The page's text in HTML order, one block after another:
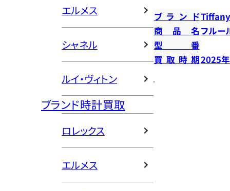
エルメス
シャネル
ルイ・ヴィトン
ブランド時計買取
ロレックス
エルメス
ブランド
商品名 フルー
型番
買取時期2025